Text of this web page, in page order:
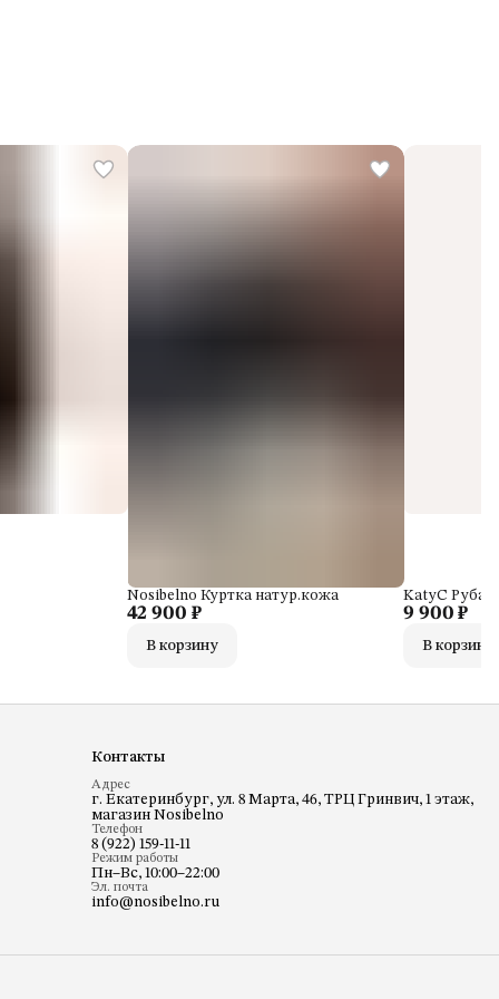
42 900 ₽
Nosibelno Куртка натур.кожа
В корзину
9 900 ₽
KatyC
В корзину
Контакты
Адрес
г. Екатеринбург, ул. 8 Марта, 46, ТРЦ Гринвич, 1 этаж,
магазин Nosibelno
Телефон
8 (922) 159-11-11
Режим работы
Пн–Вс, 10:00–22:00
Эл. почта
info@nosibelno.ru